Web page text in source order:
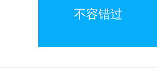
不容错过